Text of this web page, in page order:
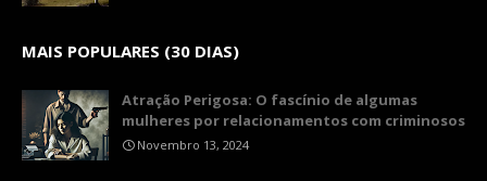
MAIS POPULARES (30 DIAS)
Atração Perigosa: O fascínio de algumas
mulheres por relacionamentos com criminosos
Novembro 13, 2024